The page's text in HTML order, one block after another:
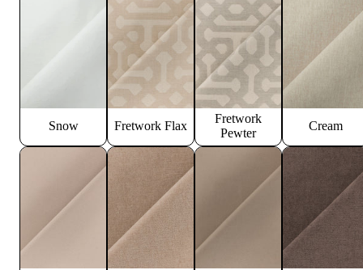
Snow Fretwork Flax
Fretwork
Pewter
Cream